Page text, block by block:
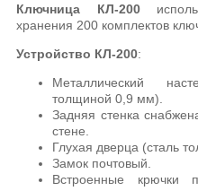
Ключница КЛ-200
хранения 200 комплектов
Устройство КЛ-200:
Металлический
толщиной 0,9 мм).
Задняя стенка
стене.
Глухая дверца (сталь
Замок почтовый.
Встроенные крючки